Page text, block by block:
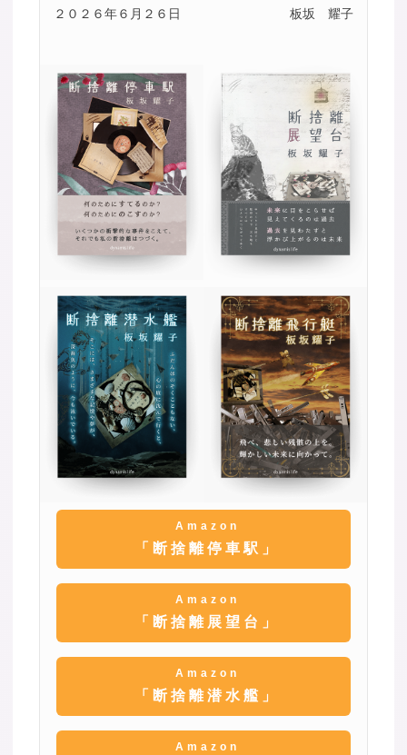
２０２６年６月２６日 板坂 耀子
Amazon
「断捨離停車駅」
Amazon
「断捨離展望台」
Amazon
「断捨離潜水艦」
Amazon